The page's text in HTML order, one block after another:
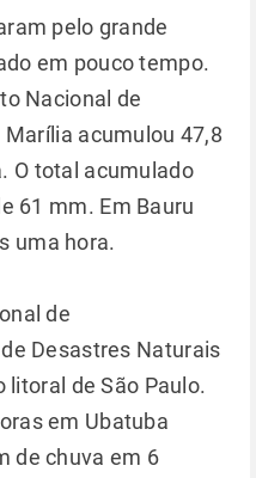
pelo grande
em pouco tempo.
Nacional de
acumulou 47,8
O total acumulado
61 mm. Em Bauru
uma hora.
de
Desastres Naturais
de São Paulo.
em Ubatuba
de chuva em 6